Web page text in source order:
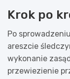
Krok po
Po
areszcie
wykonanie
przewiezienie